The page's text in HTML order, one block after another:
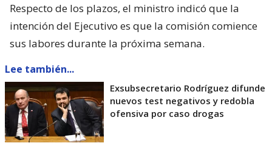
Respecto de los plazos, el ministro indicó que la
intención del Ejecutivo es que la comisión comience
sus labores durante la próxima semana.
Lee también...
Exsubsecretario Rodríguez difunde
nuevos test negativos y redobla
ofensiva por caso drogas